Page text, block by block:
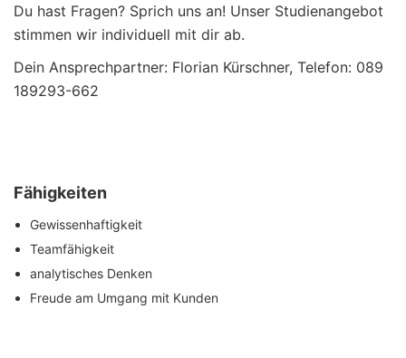
Du hast Fragen? Sprich uns an! Unser Studienangebot
stimmen wir individuell mit dir ab.
Dein Ansprechpartner: Florian Kürschner, Telefon: 089
189293-662
Fähigkeiten
Gewissenhaftigkeit
Teamfähigkeit
analytisches Denken
Freude am Umgang mit Kunden